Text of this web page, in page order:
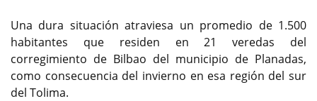
Una dura situación atraviesa un promedio de 1.500
habitantes que residen en 21 veredas del
corregimiento de Bilbao del municipio de Planadas,
como consecuencia del invierno en esa región del sur
del Tolima.